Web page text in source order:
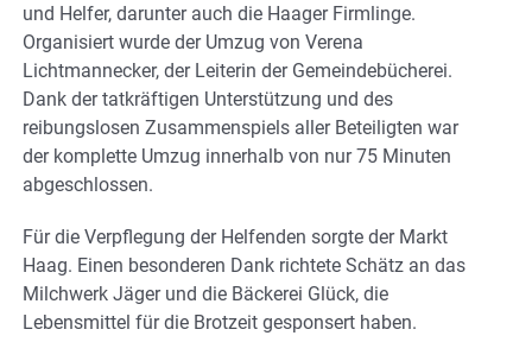
und Helfer, darunter auch die Haager Firmlinge.
Organisiert wurde der Umzug von Verena
Lichtmannecker, der Leiterin der Gemeindebücherei.
Dank der tatkräftigen Unterstützung und des
reibungslosen Zusammenspiels aller Beteiligten war
der komplette Umzug innerhalb von nur 75 Minuten
abgeschlossen.
Für die Verpflegung der Helfenden sorgte der Markt
Haag. Einen besonderen Dank richtete Schätz an das
Milchwerk Jäger und die Bäckerei Glück, die
Lebensmittel für die Brotzeit gesponsert haben.